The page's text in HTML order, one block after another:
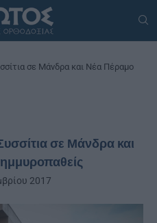
σε Μάνδρα και Νέα Πέραμο
σε Μάνδρα και
2017